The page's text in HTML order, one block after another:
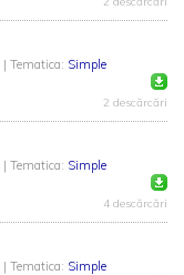
| Tematica: Simple
2 descărcări
| Tematica: Simple
4 descărcări
| Tematica: Simple